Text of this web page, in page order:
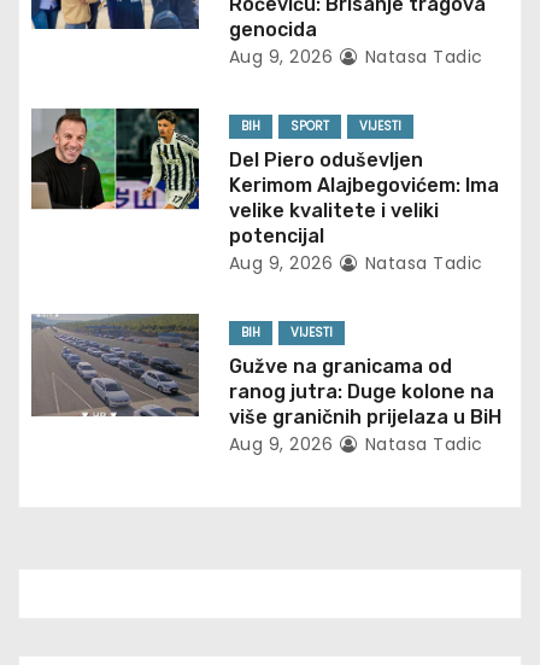
i
a
t
n
genocida
Aug 9, 2026 Natasa Tadic
BIH SPORT VIJESTI
Del Piero oduševljen
Kerimom Alajbegovićem: Ima
velike kvalitete i veliki
potencijal
Aug 9, 2026 Natasa Tadic
BIH VIJESTI
Gužve na granicama od
ranog jutra: Duge kolone na
više graničnih prijelaza u BiH
Aug 9, 2026 Natasa Tadic